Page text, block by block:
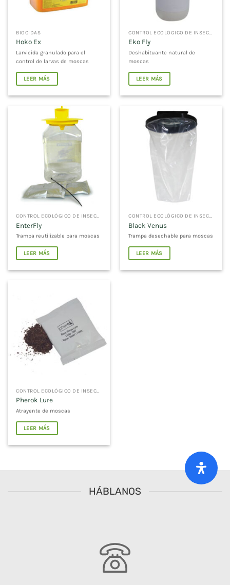
BIOCIDAS
Hoko Ex
Larvicida granulado para el
control de larvas de moscas
LEER MÁS
CONTROL ECOLÓGICO DE INSECTOS
Eko Fly
Deshabituante natural de
moscas
LEER MÁS
CONTROL ECOLÓGICO DE INSECTOS
EnterFly
Trampa reutilizable para moscas
LEER MÁS
CONTROL ECOLÓGICO DE INSECTOS
Black Venus
Trampa desechable para moscas
LEER MÁS
CONTROL ECOLÓGICO DE INSECTOS
Pherok Lure
Atrayente de moscas
LEER MÁS
HÁBLANOS